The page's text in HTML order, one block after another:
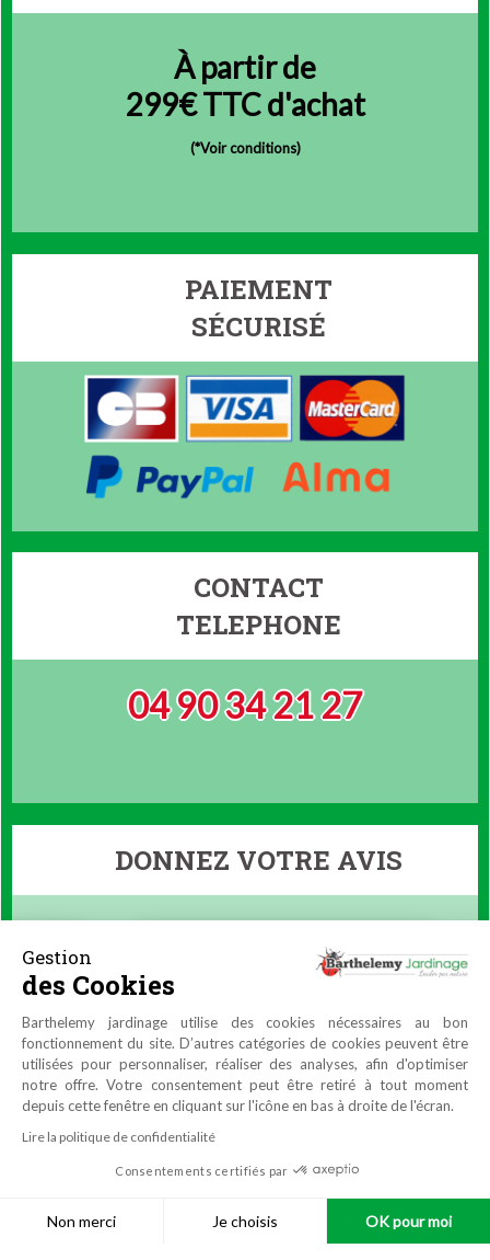
À partir de
299€ TTC d'achat
(*Voir conditions)
PAIEMENT
SÉCURISÉ
CONTACT
TELEPHONE
04 90 34 21 27
DONNEZ VOTRE AVIS
Gestion
des Cookies
Barthelemy jardinage utilise des cookies nécessaires au bon
fonctionnement du site. D’autres catégories de cookies peuvent être
utilisées pour personnaliser, réaliser des analyses, afin d'optimiser
notre offre. Votre consentement peut être retiré à tout moment
depuis cette fenêtre en cliquant sur l'icône en bas à droite de l'écran.
Lire la politique de confidentialité
Consentements certifiés par
Non merci Je choisis OK pour moi